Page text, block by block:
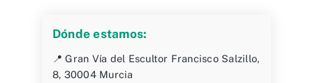
Dónde estamos:
📍 Gran Vía del Escultor Francisco Salzillo,
8, 30004 Murcia